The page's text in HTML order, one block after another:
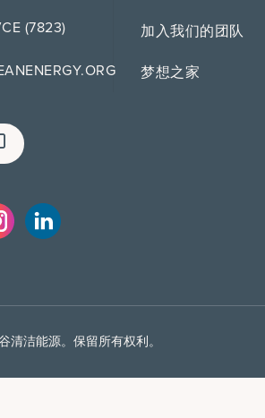
(7823) 加入我们的团队
梦想之家
清洁能源。保留所有权利。